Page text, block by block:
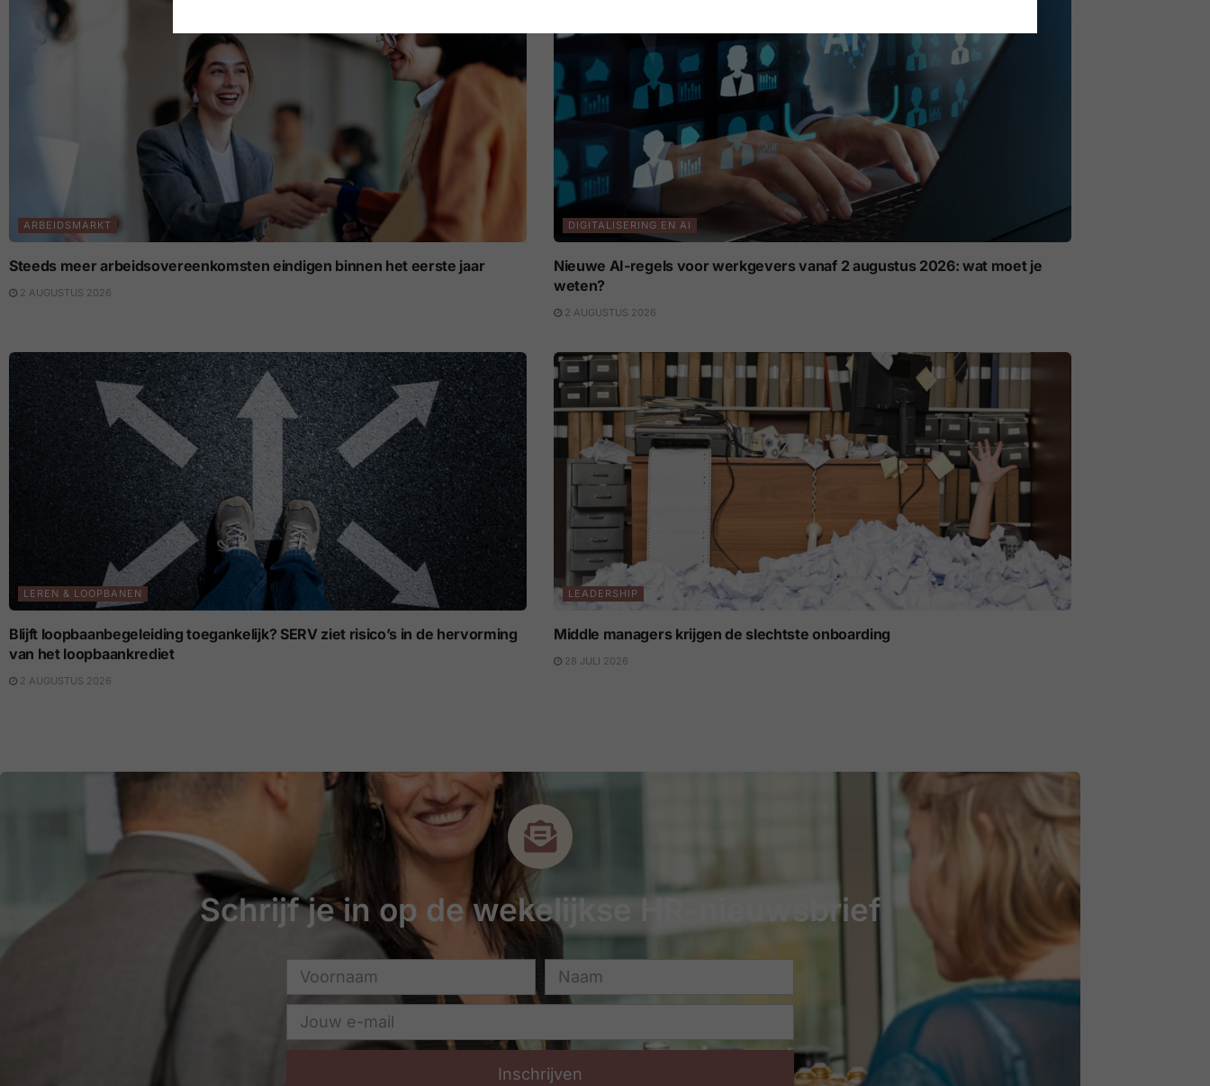
ARBEIDSMARKT
Steeds meer arbeidsovereenkomsten eindigen binnen het eerste jaar
2 AUGUSTUS 2026
DIGITALISERING EN AI
Nieuwe AI-regels voor werkgevers vanaf 2 augustus 2026: wat moet je
weten?
2 AUGUSTUS 2026
LEREN & LOOPBANEN
Blijft loopbaanbegeleiding toegankelijk? SERV ziet risico’s in de hervorming
van het loopbaankrediet
2 AUGUSTUS 2026
LEADERSHIP
Middle managers krijgen de slechtste onboarding
28 JULI 2026
Schrijf je in op de wekelijkse HR-nieuwsbrief
Inschrijven